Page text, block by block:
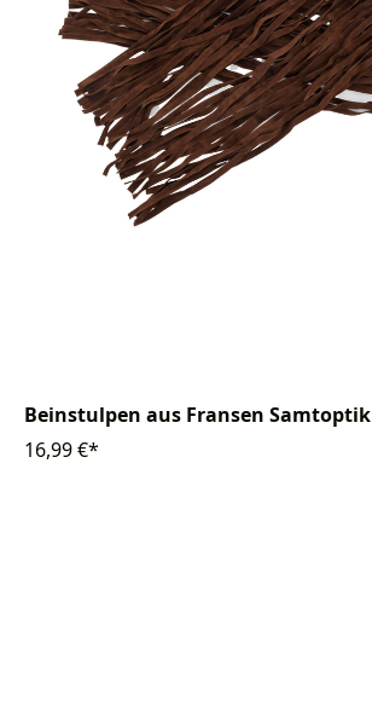
Beinstulpen aus Fransen Samtoptik
16,99 €*